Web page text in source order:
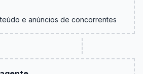
e anúncios de concorrentes